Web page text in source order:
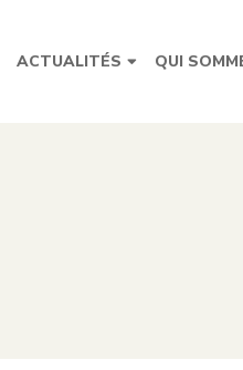
ACTUALITÉS QUI